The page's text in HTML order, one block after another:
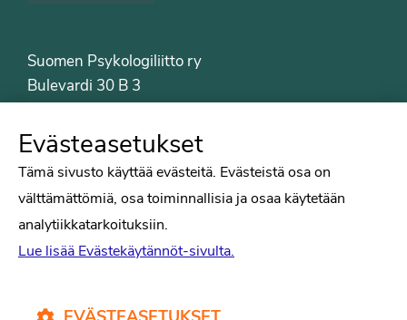
Suomen Psykologiliitto ry
Bulevardi 30 B 3
Puh. 09-6122 9122
Psykologiliiton sivut
Tiede
Puheenvuorot
Kirjat
Evästeasetukset
Tämä sivusto käyttää evästeitä. Evästeistä osa on
välttämättömiä, osa toiminnallisia ja osaa käytetään
analytiikkatarkoituksiin.
Lue lisää Evästekäytännöt-sivulta.